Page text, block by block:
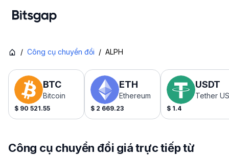
/ Công cụ chuyển đổi / ALPH
BTC
Bitcoin
$ 90 521.55
ETH
Ethereum
$ 2 669.23
USDT
Tether
$ 1.4
Công cụ chuyển đổi giá trực tiếp từ